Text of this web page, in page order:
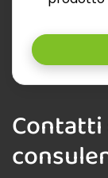
Contatti